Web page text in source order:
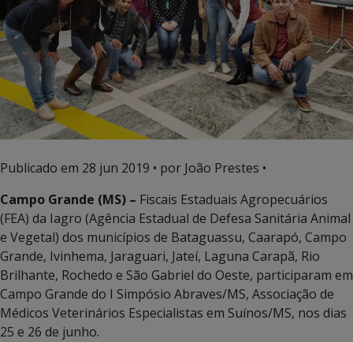
Publicado em 28 jun 2019 • por João Prestes •
Campo Grande (MS) – Fiscais Estaduais Agropecuários
(FEA) da Iagro (Agência Estadual de Defesa Sanitária Animal
e Vegetal) dos municípios de Bataguassu, Caarapó, Campo
Grande, Ivinhema, Jaraguari, Jateí, Laguna Carapã, Rio
Brilhante, Rochedo e São Gabriel do Oeste, participaram em
Campo Grande do I Simpósio Abraves/MS, Associação de
Médicos Veterinários Especialistas em Suínos/MS, nos dias
25 e 26 de junho.